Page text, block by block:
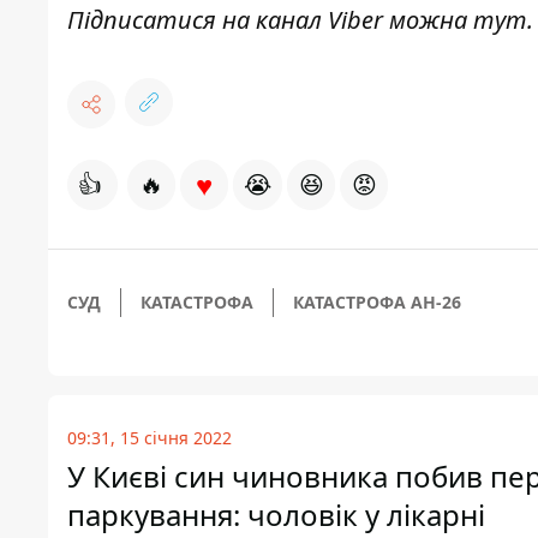
Підписатися на канал Viber можнатут.
👍 🔥 ♥ 😭 😆 😡
СУД КАТАСТРОФА КАТАСТРОФА АН-26
09:31, 15 січня 2022
У Києві син чиновника побив
паркування: чоловік у лікарні